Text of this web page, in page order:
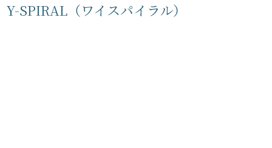
Y-SPIRAL（ワイスパイラル）